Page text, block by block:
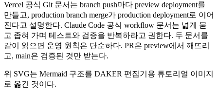
Vercel 공식 Git 문서는 branch push마다 preview deployment를
만들고, production branch merge가 production deployment로 이어
진다고 설명한다. Claude Code 공식 workflow 문서는 넓게 묻
고 좁혀 가며 테스트와 검증을 반복하라고 권한다. 두 문서를
같이 읽으면 운영 원칙은 단순하다. PR은 preview에서 깨뜨리
고, main은 검증된 것만 받는다.
위 SVG는 Mermaid 구조를 DAKER 편집기용 튜토리얼 이미지
로 옮긴 것이다.